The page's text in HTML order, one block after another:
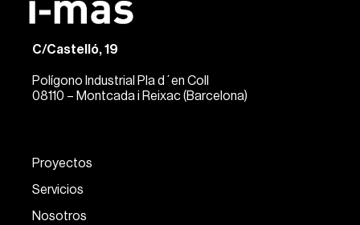
C/Castelló, 19
Polígono Industrial Pla d´en Coll
08110 – Montcada i Reixac (Barcelona)
Proyectos
Servicios
Nosotros